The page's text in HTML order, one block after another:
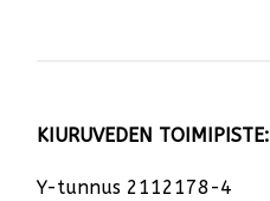
KIURUVEDEN TOIMIPISTE:
Y-tunnus 2112178-4